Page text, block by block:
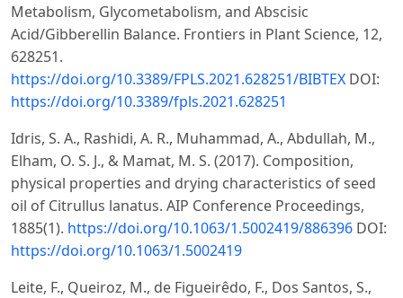
Metabolism, Glycometabolism, and Abscisic
Acid/Gibberellin Balance. Frontiers in Plant Science, 12,
628251.
https://doi.org/10.3389/FPLS.2021.628251/BIBTEX DOI:
https://doi.org/10.3389/fpls.2021.628251
Idris, S. A., Rashidi, A. R., Muhammad, A., Abdullah, M.,
Elham, O. S. J., & Mamat, M. S. (2017). Composition,
physical properties and drying characteristics of seed
oil of Citrullus lanatus. AIP Conference Proceedings,
1885(1). https://doi.org/10.1063/1.5002419/886396 DOI:
https://doi.org/10.1063/1.5002419
Leite, F., Queiroz, M., de Figueirêdo, F., Dos Santos, S.,